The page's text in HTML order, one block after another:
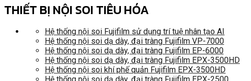
THIẾT BỊ NỘI SOI TIÊU HÓA
Hệ thống nội soi Fujifilm sử dụng trí tuệ nhân tạo AI
Hệ thống nội soi dạ dày, đại tràng Fujifilm VP-7000
Hệ thống nội soi dạ dày, đại tràng Fujifilm EP-6000
Hệ thống nội soi dạ dày, đại tràng Fujifilm EPX-3500HD
Hệ thống nội soi khí phế quản Fujifilm EPX-3500HD